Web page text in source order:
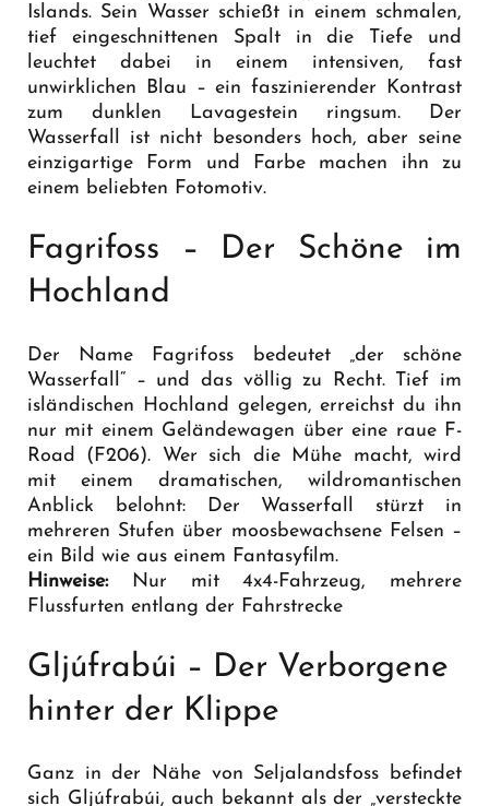
Islands. Sein Wasser schießt in einem schmalen,
tief eingeschnittenen Spalt in die Tiefe und
leuchtet dabei in einem intensiven, fast
unwirklichen Blau – ein faszinierender Kontrast
zum dunklen Lavagestein ringsum. Der
Wasserfall ist nicht besonders hoch, aber seine
einzigartige Form und Farbe machen ihn zu
einem beliebten Fotomotiv.
Fagrifoss – Der Schöne im
Hochland
Der Name Fagrifoss bedeutet „der schöne
Wasserfall“ – und das völlig zu Recht. Tief im
isländischen Hochland gelegen, erreichst du ihn
nur mit einem Geländewagen über eine raue F-
Road (F206). Wer sich die Mühe macht, wird
mit einem dramatischen, wildromantischen
Anblick belohnt: Der Wasserfall stürzt in
mehreren Stufen über moosbewachsene Felsen –
ein Bild wie aus einem Fantasyfilm.
Hinweise:Nur mit 4x4-Fahrzeug, mehrere
Flussfurten entlang der Fahrstrecke
Gljúfrabúi – Der Verborgene
hinter der Klippe
Ganz in der Nähe von Seljalandsfoss befindet
sich Gljúfrabúi, auch bekannt als der „versteckte